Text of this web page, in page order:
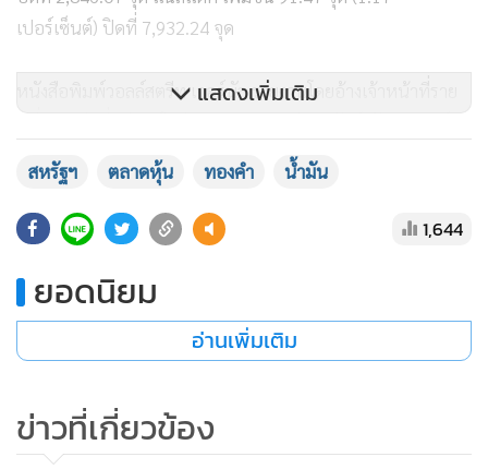
เปอร์เซ็นต์) ปิดที่ 7,932.24 จุด
หนังสือพิมพ์วอลล์สตรีท เจอร์นัล รายงานโดยอ้างเจ้าหน้าที่ราย
ระบุว่าสหภาพยุโรปยอมอ่อนข้อให้ทรัมป์เพื่อหลีกเลี่ยงสงคราม
การค้า
ในขณะเดียวกันแหล่งข่าวเผยว่า จุงเกอร์ เสนอนำเข้าถั่วเหลือง
และก๊าซธรรมชาติเหลวจากสหรัฐฯ เช่นเดียวกับบอมลดภาษี
สินค้าน้ำเข้าจากอเมริกาบางอย่าง นอกจากนี้แล้วยังเผยว่าทั้งสอง
ฝ่ายยังเห็นพ้องเกี่ยวกับภาษีนำเข้ารถยนต์
ก่อนหน้านี้ ทรัมป์ ขู่รีดภาษีนำเข้ารถยนต์ 25% โดยอ้างประเด็น
ด้านความมั่นคง ความเคลื่อนไหวที่จะส่งผลกระทบกับเหล่าผู้
แสดงเพิ่มเติม
สหรัฐฯ ตลาดหุ้น ทองคำ น้ำมัน
1,644
ยอดนิยม
อ่านเพิ่มเติม
ข่าวที่เกี่ยวข้อง